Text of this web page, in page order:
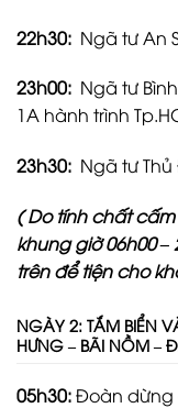
22h30: Ngã tư An
23h00: Ngã tư
1A hành trình
23h30: Ngã tư
( Do tính chất
khung giờ 06h00
trên để tiện cho
NGÀY 2: TẮM BIỂN
HƯNG – BÃI NỒM –
05h30:Đoàn dừng